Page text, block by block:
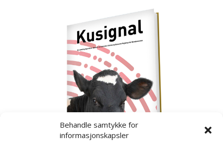
Behandle samtykke for
informasjonskapsler